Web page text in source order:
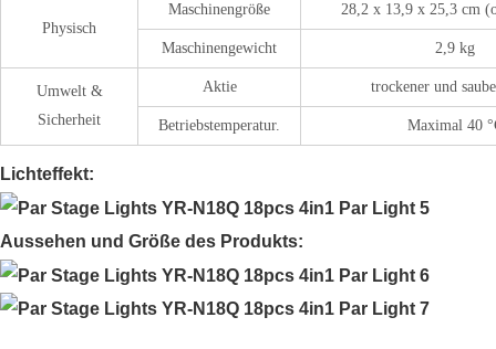
Physisch
Maschinengröße 28,2 x 13,9 x 25,3 cm
Maschinengewicht 2,9 kg
Umwelt &
Sicherheit
Aktie trockener und
Betriebstemperatur. Maximal 40
Lichteffekt:
Aussehen und Größe des Produkts: